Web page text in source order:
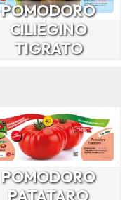
POMODORO
CILIEGINO
TIGRATO
POMODORO
PATATARO